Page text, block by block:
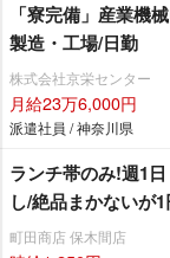
「寮完備」産業機
製造・工場/日勤
株式会社京栄センター
月給23万6,000円
派遣社員 / 神奈川県
ランチ帯のみ!週1
し/絶品まかないが
町田商店 保木間店